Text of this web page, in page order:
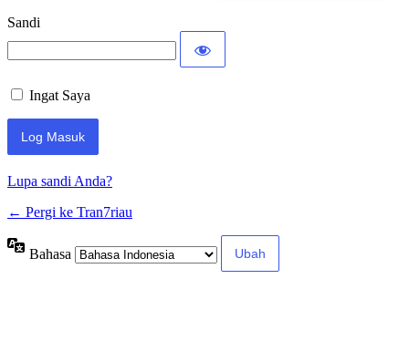
Sandi
Ingat Saya
Lupa sandi Anda?
← Pergi ke Tran7riau
Bahasa